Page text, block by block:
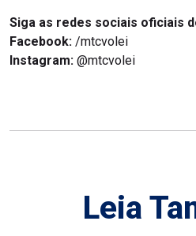
Siga as redes sociais oficiais
Facebook: /mtcvolei
Instagram: @mtcvolei
Leia